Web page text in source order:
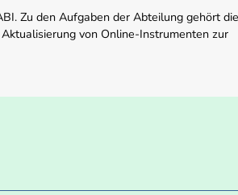
Zu den Aufgaben der Abteilung gehört die
von Online-Instrumenten zur